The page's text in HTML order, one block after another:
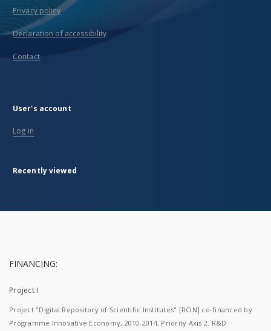
Privacy policy
Declaration of accessibility
Contact
User's account
Log in
Recently viewed
FINANCING:
Project I
Project "Digital Repository of Scientific Institutes" [RCIN] co-financed by
Programme Innovative Economy, 2010-2014, Priority Axis 2. R&D